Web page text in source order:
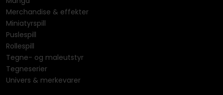
Merchandise & effekter
Miniatyrspill
Puslespill
Rollespill
Tegne- og maleutstyr
Tegneserier
Univers & merkevarer